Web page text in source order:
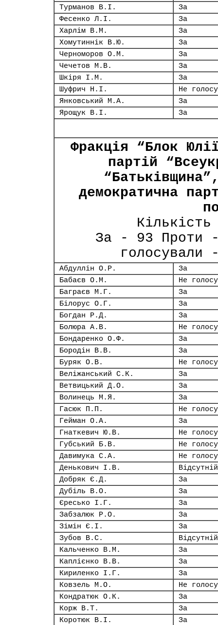
Турманов В.І.
За
Фесенко Л.І.
За
Харлім В.М.
За
Хомутиннік В.Ю.
За
Черноморов О.М.
За
Чечетов М.В.
За
Шкіря І.М.
За
Шуфрич Н.І.
Не
Янковський М.А.
За
Ярощук В.І.
За
Фракція “Блок
партій
демократична
За - 93 Проти
Абдуллін О.Р.
За
Бабаєв О.М.
Не
Баграєв М.Г.
За
Білорус О.Г.
За
Богдан Р.Д.
За
Болюра А.В.
Не
Бондаренко О.Ф.
За
Бородін В.В.
За
Буряк О.В.
Не
Веліжанський С.К.
За
Ветвицький Д.О.
За
Волинець М.Я.
За
Гасюк П.П.
Не
Гейман О.А.
За
Гнаткевич Ю.В.
Не
Губський Б.В.
Не
Давимука С.А.
Не
Денькович І.В.
Відсутній
Добряк Є.Д.
За
Дубіль В.О.
За
Єресько І.Г.
За
Забзалюк Р.О.
За
Зімін Є.І.
За
Зубов В.С.
Відсутній
Кальченко В.М.
За
Каплієнко В.В.
За
Кириленко І.Г.
За
Ковзель М.О.
Не
Кондратюк О.К.
За
Корж В.Т.
За
Коротюк В.І.
За